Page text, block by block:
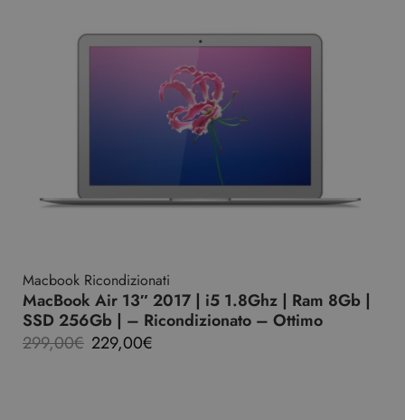
Macbook Ricondizionati
MacBook Air 13″ 2017 | i5 1.8Ghz | Ram 8Gb |
SSD 256Gb | – Ricondizionato – Ottimo
299,00€ 229,00€